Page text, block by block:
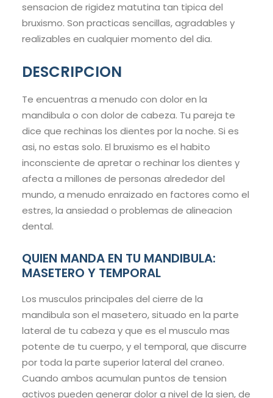
sensacion de rigidez matutina tan tipica del
bruxismo. Son practicas sencillas, agradables y
realizables en cualquier momento del dia.
DESCRIPCION
Te encuentras a menudo con dolor en la
mandibula o con dolor de cabeza. Tu pareja te
dice que rechinas los dientes por la noche. Si es
asi, no estas solo. El bruxismo es el habito
inconsciente de apretar o rechinar los dientes y
afecta a millones de personas alrededor del
mundo, a menudo enraizado en factores como el
estres, la ansiedad o problemas de alineacion
dental.
QUIEN MANDA EN TU MANDIBULA:
MASETERO Y TEMPORAL
Los musculos principales del cierre de la
mandibula son el masetero, situado en la parte
lateral de tu cabeza y que es el musculo mas
potente de tu cuerpo, y el temporal, que discurre
por toda la parte superior lateral del craneo.
Cuando ambos acumulan puntos de tension
activos pueden generar dolor a nivel de la sien, de